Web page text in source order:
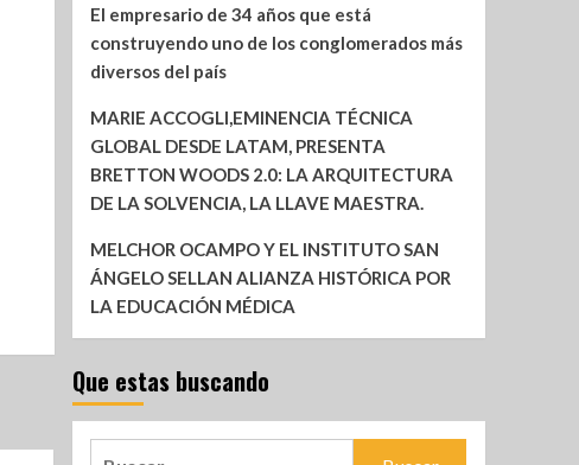
El empresario de 34 años que está
construyendo uno de los conglomerados más
diversos del país
MARIE ACCOGLI,EMINENCIA TÉCNICA
GLOBAL DESDE LATAM, PRESENTA
BRETTON WOODS 2.0: LA ARQUITECTURA
DE LA SOLVENCIA, LA LLAVE MAESTRA.
MELCHOR OCAMPO Y EL INSTITUTO SAN
ÁNGELO SELLAN ALIANZA HISTÓRICA POR
LA EDUCACIÓN MÉDICA
Que estas buscando